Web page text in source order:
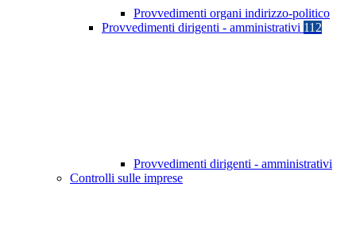
Provvedimenti organi indirizzo-politico
Provvedimenti dirigenti - amministrativi 112
Provvedimenti dirigenti - amministrativi
Controlli sulle imprese